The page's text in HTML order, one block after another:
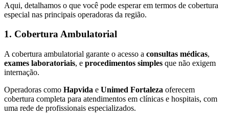
Aqui, detalhamos o que você pode esperar em termos de cobertura
especial nas principais operadoras da região.
1. Cobertura Ambulatorial
A cobertura ambulatorial garante o acesso a consultas médicas,
exames laboratoriais, e procedimentos simples que não exigem
internação.
Operadoras como Hapvida e Unimed Fortaleza oferecem
cobertura completa para atendimentos em clínicas e hospitais, com
uma rede de profissionais especializados.